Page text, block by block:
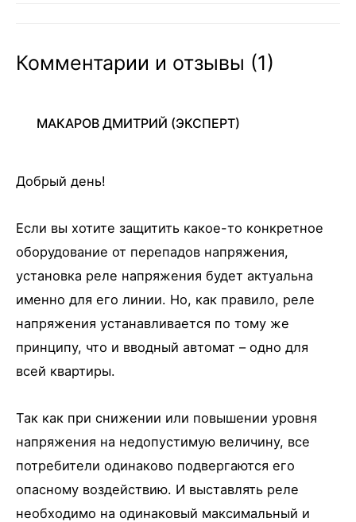
Комментарии и отзывы (1)
МАКАРОВ ДМИТРИЙ (ЭКСПЕРТ)
Добрый день!
Если вы хотите защитить какое-то конкретное
оборудование от перепадов напряжения,
установка реле напряжения будет актуальна
именно для его линии. Но, как правило, реле
напряжения устанавливается по тому же
принципу, что и вводный автомат – одно для
всей квартиры.
Так как при снижении или повышении уровня
напряжения на недопустимую величину, все
потребители одинаково подвергаются его
опасному воздействию. И выставлять реле
необходимо на одинаковый максимальный и